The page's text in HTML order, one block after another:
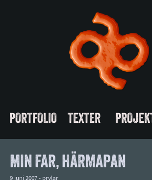
PORTFOLIO TEXTER
MIN FAR, HÄRMAPAN
9 juni 2007 - prylar